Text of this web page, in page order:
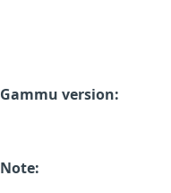
Gammu version:
Note: